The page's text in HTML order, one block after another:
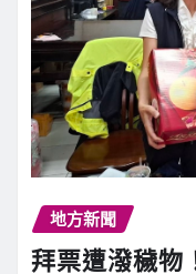
地方新聞
拜票遭潑穢物